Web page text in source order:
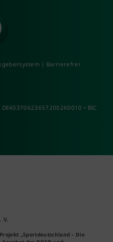
| Barrierefrei
• BIC
„Sportdeutschland – Die